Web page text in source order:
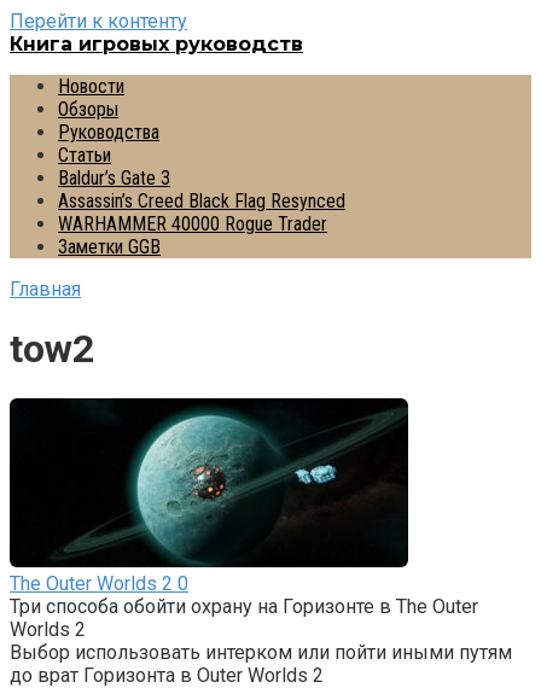
Перейти к контенту
Книга игровых руководств
Новости
Обзоры
Руководства
Статьи
Baldur’s Gate 3
Assassin’s Creed Black Flag Resynced
WARHAMMER 40000 Rogue Trader
Заметки GGB
Главная
tow2
The Outer Worlds 2 0
Три способа обойти охрану на Горизонте в The Outer
Worlds 2
Выбор использовать интерком или пойти иными путям
до врат Горизонта в Outer Worlds 2